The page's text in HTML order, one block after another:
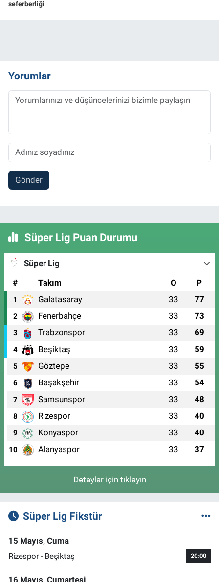
seferberliği
Yorumlar
Gönder
Süper Lig Puan Durumu
Süper Lig
#
Takım O P
1 Galatasaray 33 77
2 Fenerbahçe 33 73
3 Trabzonspor 33 69
4 Beşiktaş 33 59
5 Göztepe 33 55
6 Başakşehir 33 54
7 Samsunspor 33 48
8 Rizespor 33 40
9 Konyaspor 33 40
10 Alanyaspor 33 37
Detaylar için tıklayın
Süper Lig Fikstür
15 Mayıs, Cuma
Rizespor - Beşiktaş
20:00
16 Mayıs, Cumartesi